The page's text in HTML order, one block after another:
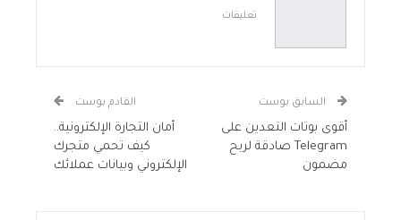
تعليقات
السابق بوست
أقوى بوتات التعدين على
Telegram صادقة لربح
مضمون
القادم بوست
أمان التجارة الإلكترونية..
كيف تحمي متجرك
الإلكتروني وبيانات عملائك